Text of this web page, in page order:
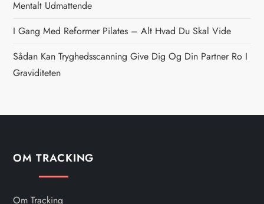
i
g
a
i
o
Mentalt Udmattende
I Gang Med Reformer Pilates – Alt Hvad Du Skal Vide
Sådan Kan Tryghedsscanning Give Dig Og Din Partner Ro I
Graviditeten
OM TRACKING
Om Tracking